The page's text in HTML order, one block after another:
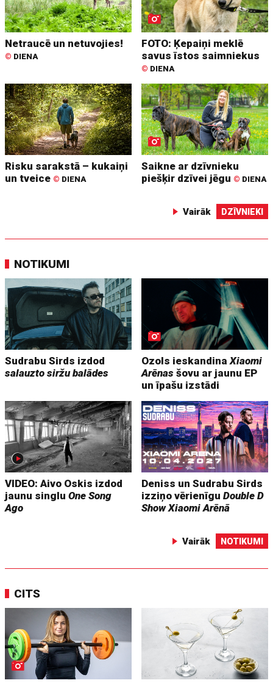
Netraucē un netuvojies!
© DIENA
FOTO: Ķepaiņi meklē
savus īstos saimniekus
© DIENA
Risku sarakstā – kukaiņi
un tveice © DIENA
Saikne ar dzīvnieku
piešķir dzīvei jēgu © DIENA
Vairāk DZĪVNIEKI
NOTIKUMI
Sudrabu Sirds izdod
salauzto siržu balādes
Ozols ieskandinaXiaomi
Arēnas šovu ar jaunu EP
un īpašu izstādi
VIDEO: Aivo Oskis izdod
jaunu singluOne Song
Ago
Deniss un Sudrabu Sirds
izziņo vērienīguDouble D
Show Xiaomi Arēnā
Vairāk NOTIKUMI
CITS